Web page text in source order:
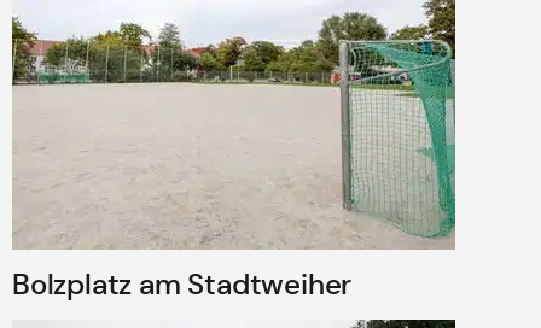
Bolz­platz am Stadt­wei­her